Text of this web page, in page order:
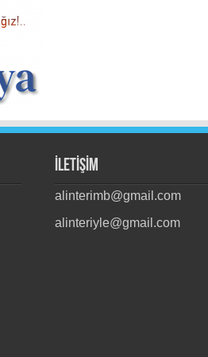
İLETİŞİM
alinterimb@gmail.com
alinteriyle@gmail.com